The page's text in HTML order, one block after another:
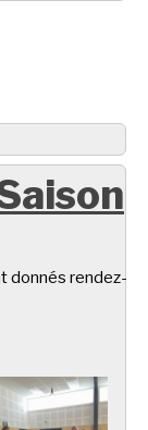
donnés rendez-